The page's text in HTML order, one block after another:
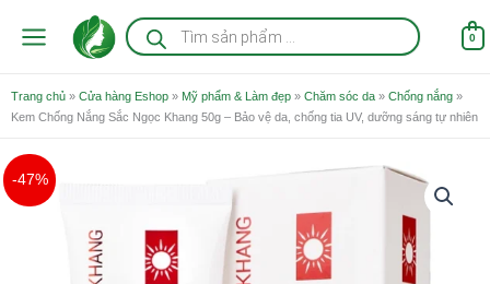
Tìm
kiếm
sản
0
Trang chủ » Cửa hàng Eshop » Mỹ phẩm & Làm đẹp » Chăm sóc da » Chống nắng »
Kem Chống Nắng Sắc Ngọc Khang 50g – Bảo vệ da, chống tia UV, dưỡng sáng tự nhiên
-47%
338.000 ₫.
tại
là:
178.000 ₫.